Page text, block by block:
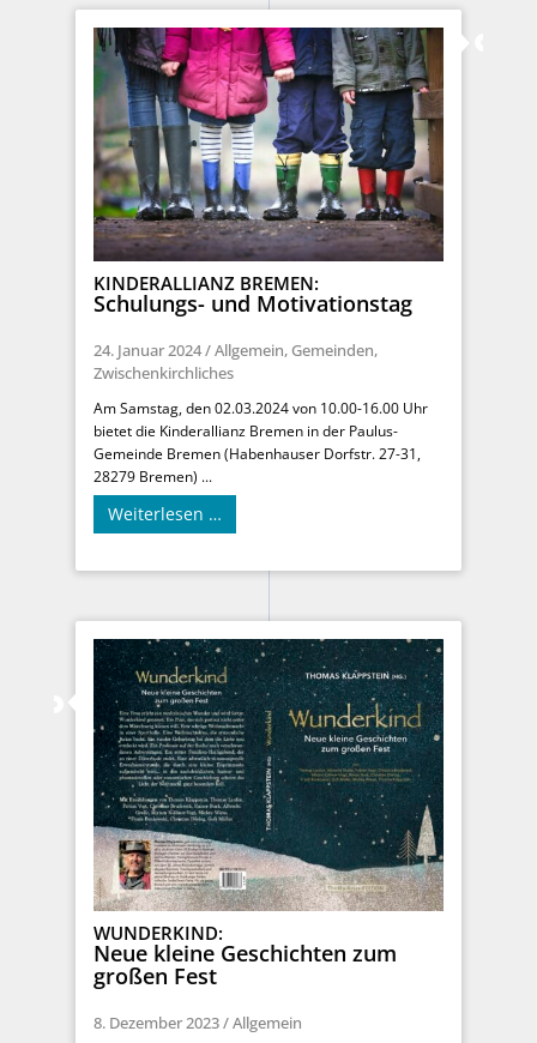
KINDERALLIANZ BREMEN:
Schulungs- und Motivationstag
24. Januar 2024/Allgemein, Gemeinden,
Zwischenkirchliches
Am Samstag, den 02.03.2024 von 10.00-16.00 Uhr
bietet die Kinderallianz Bremen in der Paulus-
Gemeinde Bremen (Habenhauser Dorfstr. 27-31,
28279 Bremen) ...
Weiterlesen …
WUNDERKIND:
Neue kleine Geschichten zum
großen Fest
8. Dezember 2023/Allgemein